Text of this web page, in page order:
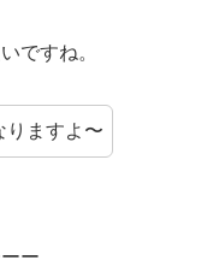
ですね。
りますよ〜
ー